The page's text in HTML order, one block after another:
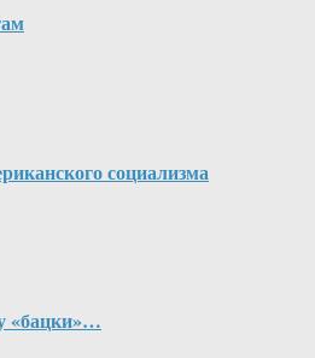
социализма
«бацки»…